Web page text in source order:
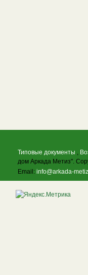
Типовые документы ,
дом Аркада Метиз".
Email: info@arkada-